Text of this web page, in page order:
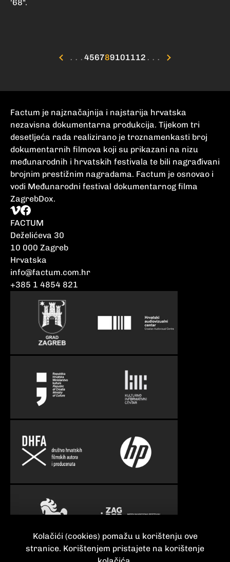
Kolačići (cookies) pomažu u korištenju ove
stranice. Korištenjem pristajete na korištenje
'68".
... 456789101112 ...
Factum je najznačajnija i najstarija hrvatska
nezavisna dokumentarna produkcija. Tijekom tri
desetljeća rada realizirano je troznamenkasti broj
dokumentarnih filmova koji su prikazani na nizu
međunarodnih i hrvatskih festivala te bili nagrađivani
brojnim prestižnim nagradama. Factum je osnovao i
vodi Međunarodni festival dokumentarnog filma
ZagrebDox.
FACTUM
Deželićeva 30
10 000 Zagreb
Hrvatska
info@factum.com.hr
+385 1 4854 821